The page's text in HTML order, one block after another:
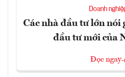
Doanh
Các nhà đầu tư lớn nói
đầu tư mới của
Đọc ngay